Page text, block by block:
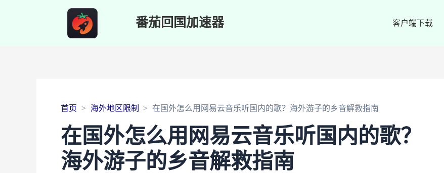
番茄回国加速器 客户端下载
首页 海外地区限制 在国外怎么用网易云音乐听国内的歌？海外游子的乡音解救指南
在国外怎么用网易云音乐听国内的歌？
海外游子的乡音解救指南